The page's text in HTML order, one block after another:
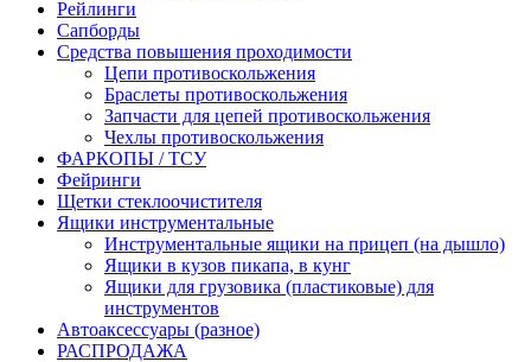
Рейлинги
Сапборды
Средства повышения проходимости
Цепи противоскольжения
Браслеты противоскольжения
Запчасти для цепей противоскольжения
Чехлы противоскольжения
ФАРКОПЫ / ТСУ
Фейринги
Щетки стеклоочистителя
Ящики инструментальные
Инструментальные ящики на прицеп (на дышло)
Ящики в кузов пикапа, в кунг
Ящики для грузовика (пластиковые) для
инструментов
Автоаксессуары (разное)
РАСПРОДАЖА